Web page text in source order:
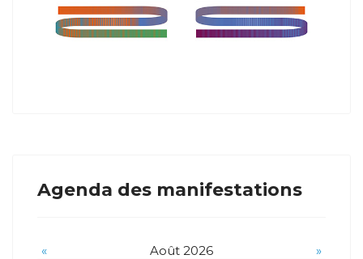
Agenda des manifestations
« Août 2026 »